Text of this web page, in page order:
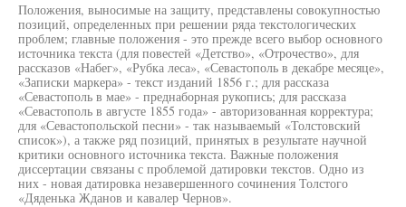
Положения, выносимые на защиту, представлены совокупностью
позиций, определенных при решении ряда текстологических
проблем; главные положения - это прежде всего выбор основного
источника текста (для повестей «Детство», «Отрочество», для
рассказов «Набег», «Рубка леса», «Севастополь в декабре месяце»,
«Записки маркера» - текст изданий 1856 г.; для рассказа
«Севастополь в мае» - преднаборная рукопись; для рассказа
«Севастополь в августе 1855 года» - авторизованная корректура;
для «Севастопольской песни» - так называемый «Толстовский
список»), а также ряд позиций, принятых в результате научной
критики основного источника текста. Важные положения
диссертации связаны с проблемой датировки текстов. Одно из
них - новая датировка незавершенного сочинения Толстого
«Дяденька Жданов и кавалер Чернов».